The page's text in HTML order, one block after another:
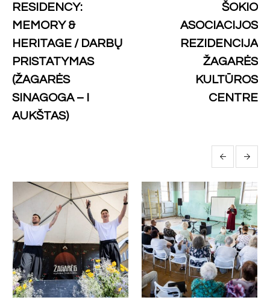
RESIDENCY:
MEMORY &
HERITAGE / DARBŲ
PRISTATYMAS
(ŽAGARĖS
SINAGOGA – I
AUKŠTAS)
ŠOKIO
ASOCIACIJOS
REZIDENCIJA
ŽAGARĖS
KULTŪROS
CENTRE
More posts